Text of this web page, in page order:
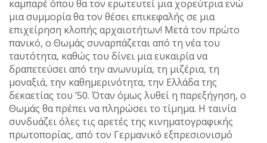
καμπαρέ όπου θα τον ερωτευτεί μια χορεύτρια ενώ
μια συμμορία θα τον θέσει επικεφαλής σε μια
επιχείρηση κλοπής αρχαιοτήτων! Μετά τον πρώτο
πανικό, ο Θωμάς συναρπάζεται από τη νέα του
ταυτότητα, καθώς του δίνει μια ευκαιρία να
δραπετεύσει από την ανωνυμία, τη μιζέρια, τη
μοναξιά, την καθημερινότητα, την Ελλάδα της
δεκαετίας του ’50. Όταν όμως λυθεί η παρεξήγηση, ο
Θωμάς θα πρέπει να πληρώσει το τίμημα. Η ταινία
συνδυάζει όλες τις αρετές της κινηματογραφικής
πρωτοπορίας, από τον Γερμανικό εξπρεσιονισμό